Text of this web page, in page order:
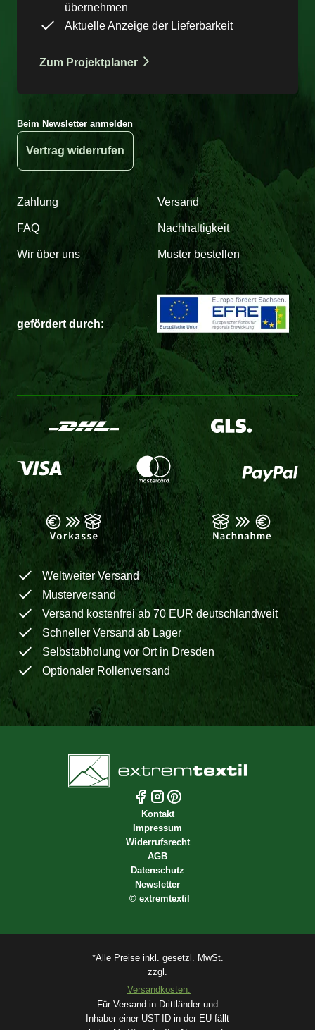
übernehmen
Aktuelle Anzeige der Lieferbarkeit
Zum Projektplaner
Beim Newsletter anmelden
Vertrag widerrufen
Zahlung Versand
FAQ Nachhaltigkeit
Wir über uns Muster bestellen
gefördert durch:
Weltweiter Versand
Musterversand
Versand kostenfrei ab 70 EUR deutschlandweit
Schneller Versand ab Lager
Selbstabholung vor Ort in Dresden
Optionaler Rollenversand
Kontakt
Impressum
Widerrufsrecht
AGB
Datenschutz
Newsletter
© extremtextil
*Alle Preise inkl. gesetzl. MwSt.
zzgl.
Versandkosten.
Für Versand in Drittländer und
Inhaber einer UST-ID in der EU fällt